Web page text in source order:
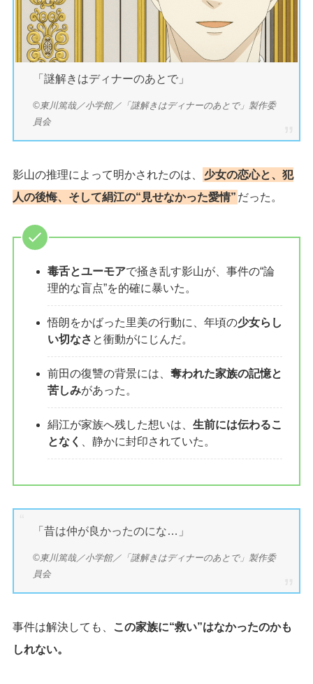
「謎解きはディナーのあとで」
©東川篤哉／小学館／「謎解きはディナーのあとで」製作委
員会
影山の推理によって明かされたのは、
少女の恋心と、犯
人の後悔、そして絹江の“見せなかった愛情” だった。
毒舌とユーモアで掻き乱す影山が、事件の“論
理的な盲点”を的確に暴いた。
悟朗をかばった里美の行動に、年頃の少女らし
い切なさ と衝動がにじんだ。
前田の復讐の背景には、 奪われた家族の記憶と
苦しみがあった。
絹江が家族へ残した想いは、 生前には伝わるこ
となく
、静かに封印されていた。
「昔は仲が良かったのにな…」
©東川篤哉／小学館／「謎解きはディナーのあとで」製作委
員会
事件は解決しても、
この家族に“救い”はなかったのかも
しれない。